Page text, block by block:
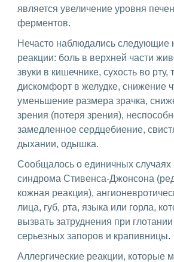
является увеличение уровня
ферментов.
Нечасто наблюдались следующие
реакции: боль в верхней части
звуки в кишечнике, сухость во рту,
дискомфорт в желудке, снижение
уменьшение размера зрачка,
зрения (потеря зрения),
замедленное сердцебиение,
дыхании, одышка.
Сообщалось о единичных случаях
синдрома Стивенса-Джонсона
кожная реакция),
лица, губ, рта, языка или горла,
вызвать затруднения при
серьезных запоров и крапивницы.
Аллергические реакции, которые